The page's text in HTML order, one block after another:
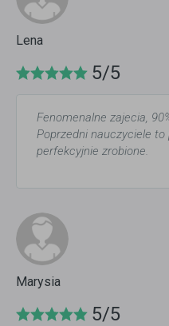
Lena
5/5
Fenomenalne zajecia,
Poprzedni nauczyciele to
perfekcyjnie zrobione.
Marysia
5/5